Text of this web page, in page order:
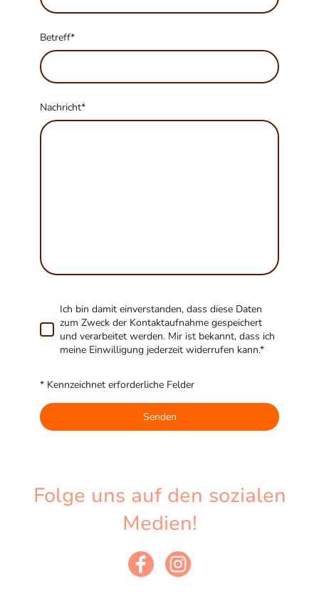
Betreff*
Nachricht*
Ich bin damit einverstanden, dass diese Daten
zum Zweck der Kontaktaufnahme gespeichert
und verarbeitet werden. Mir ist bekannt, dass ich
meine Einwilligung jederzeit widerrufen kann.*
* Kennzeichnet erforderliche Felder
Senden
Folge uns auf den sozialen
Medien!